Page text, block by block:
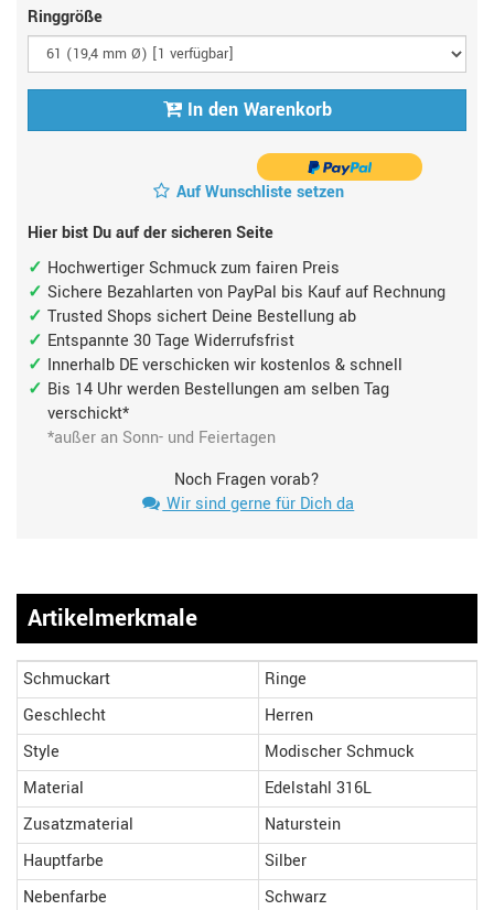
Ringgröße
In den Warenkorb
Auf Wunschliste setzen
Hier bist Du auf der sicheren Seite
Hochwertiger Schmuck zum fairen Preis
Sichere Bezahlarten von PayPal bis Kauf auf Rechnung
Trusted Shops sichert Deine Bestellung ab
Entspannte 30 Tage Widerrufsfrist
Innerhalb DE verschicken wir kostenlos & schnell
Bis 14 Uhr werden Bestellungen am selben Tag
verschickt*
*außer an Sonn- und Feiertagen
Noch Fragen vorab?
Wir sind gerne für Dich da
Artikelmerkmale
Schmuckart
Ringe
Geschlecht
Herren
Style
Modischer Schmuck
Material
Edelstahl 316L
Zusatzmaterial
Naturstein
Hauptfarbe
Silber
Nebenfarbe
Schwarz